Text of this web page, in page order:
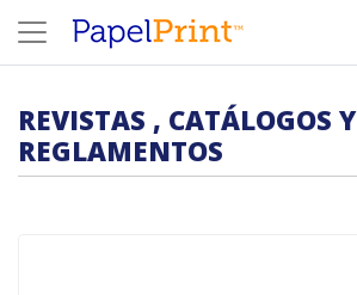
REVISTAS , CATÁLOGOS Y
REGLAMENTOS